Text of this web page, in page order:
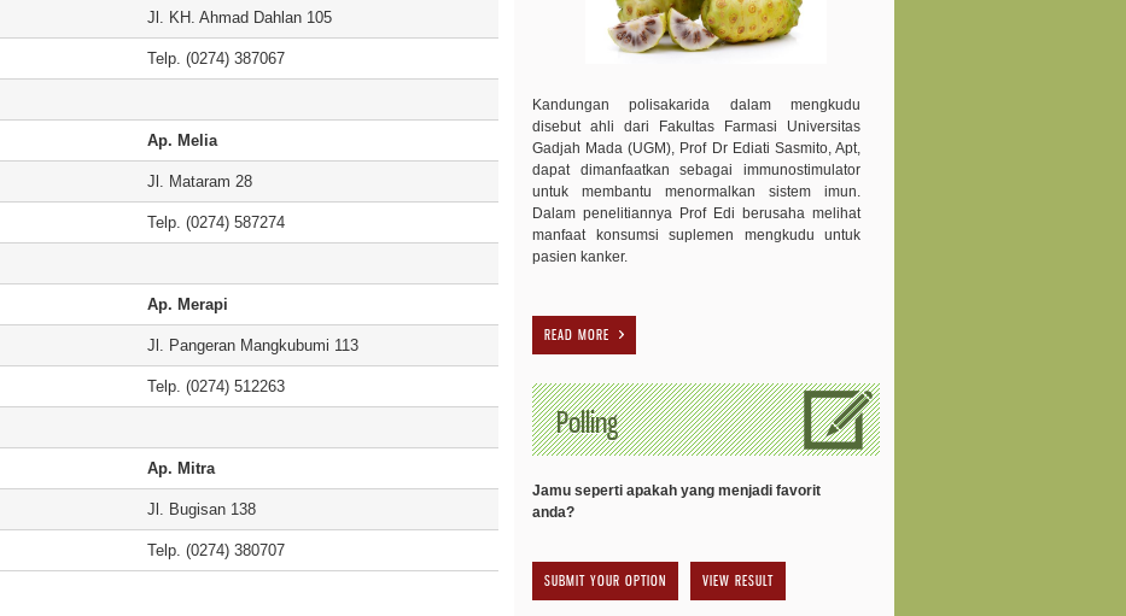
Jl. KH. Ahmad Dahlan 105
Telp. (0274) 387067
Ap. Melia
Jl. Mataram 28
Telp. (0274) 587274
Ap. Merapi
Jl. Pangeran Mangkubumi 113
Telp. (0274) 512263
Ap. Mitra
Jl. Bugisan 138
Telp. (0274) 380707
Kandungan polisakarida dalam mengkudu
disebut ahli dari Fakultas Farmasi Universitas
Gadjah Mada (UGM), Prof Dr Ediati Sasmito, Apt,
dapat dimanfaatkan sebagai immunostimulator
untuk membantu menormalkan sistem imun.
Dalam penelitiannya Prof Edi berusaha melihat
manfaat konsumsi suplemen mengkudu untuk
pasien kanker.
READ MORE
Polling
Jamu seperti apakah yang menjadi favorit
anda?
VIEW RESULT